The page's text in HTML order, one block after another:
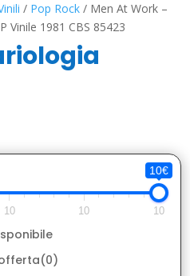
/ Pop Rock/ Men At Work –
Vinile 1981 CBS 85423
10€
10 10 10
(0)